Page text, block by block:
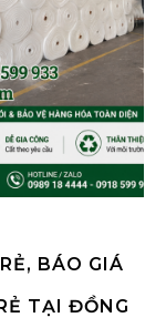
BÁO GIÁ
TẠI ĐỒNG